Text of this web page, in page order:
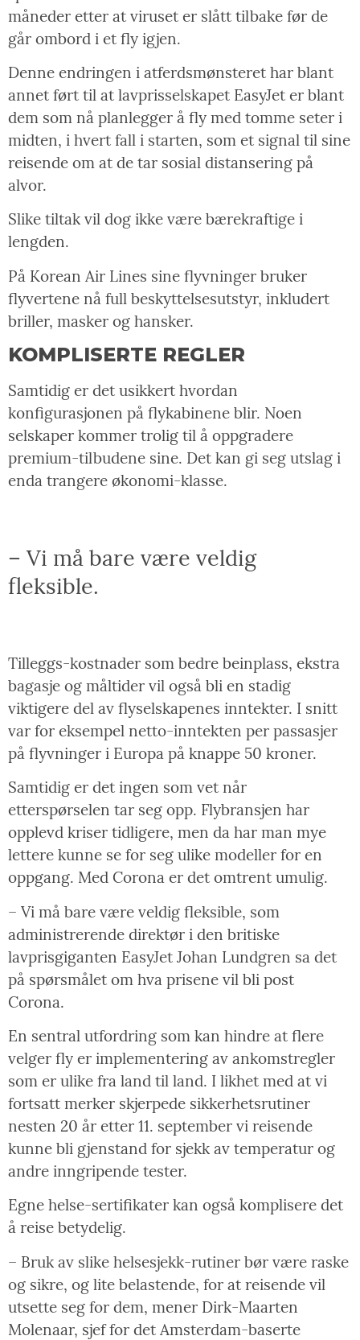
måneder etter at viruset er slått tilbake før de
går ombord i et fly igjen.
Denne endringen i atferdsmønsteret har blant
annet ført til at lavprisselskapet EasyJet er blant
dem som nå planlegger å fly med tomme seter i
midten, i hvert fall i starten, som et signal til sine
reisende om at de tar sosial distansering på
alvor.
Slike tiltak vil dog ikke være bærekraftige i
lengden.
På Korean Air Lines sine flyvninger bruker
flyvertene nå full beskyttelsesutstyr, inkludert
briller, masker og hansker.
KOMPLISERTE REGLER
Samtidig er det usikkert hvordan
konfigurasjonen på flykabinene blir. Noen
selskaper kommer trolig til å oppgradere
premium-tilbudene sine. Det kan gi seg utslag i
enda trangere økonomi-klasse.
– Vi må bare være veldig
fleksible.
Tilleggs-kostnader som bedre beinplass, ekstra
bagasje og måltider vil også bli en stadig
viktigere del av flyselskapenes inntekter. I snitt
var for eksempel netto-inntekten per passasjer
på flyvninger i Europa på knappe 50 kroner.
Samtidig er det ingen som vet når
etterspørselen tar seg opp. Flybransjen har
opplevd kriser tidligere, men da har man mye
lettere kunne se for seg ulike modeller for en
oppgang. Med Corona er det omtrent umulig.
– Vi må bare være veldig fleksible, som
administrerende direktør i den britiske
lavprisgiganten EasyJet Johan Lundgren sa det
på spørsmålet om hva prisene vil bli post
Corona.
En sentral utfordring som kan hindre at flere
velger fly er implementering av ankomstregler
som er ulike fra land til land. I likhet med at vi
fortsatt merker skjerpede sikkerhetsrutiner
nesten 20 år etter 11. september vi reisende
kunne bli gjenstand for sjekk av temperatur og
andre inngripende tester.
Egne helse-sertifikater kan også komplisere det
å reise betydelig.
– Bruk av slike helsesjekk-rutiner bør være raske
og sikre, og lite belastende, for at reisende vil
utsette seg for dem, mener Dirk-Maarten
Molenaar, sjef for det Amsterdam-baserte